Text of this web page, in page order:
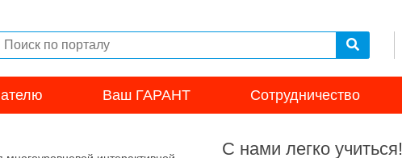
Ваш ГАРАНТ Сотрудничество
С нами легко учиться!